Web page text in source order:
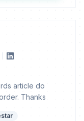
article do
Thanks